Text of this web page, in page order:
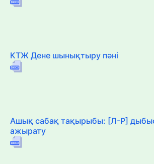
КТЖ Дене шынықтыру пәні
Ашық сабақ тақырыбы: [Л-Р]
ажырату